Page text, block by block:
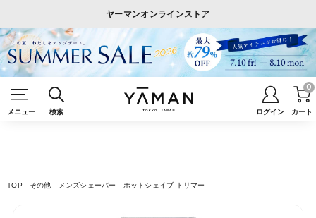
ヤーマンオンラインストア
メニュー 検索 ログイン カート
0
TOP その他 メンズシェーバー ホットシェイブ トリマー